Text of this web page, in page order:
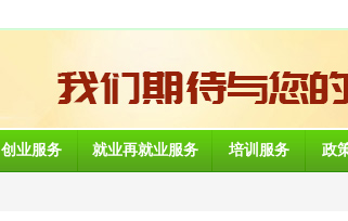
创业服务 就业再就业服务 培训服务 政